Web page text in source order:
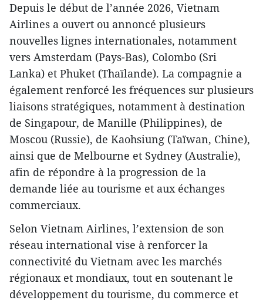
Depuis le début de l’année 2026, Vietnam
Airlines a ouvert ou annoncé plusieurs
nouvelles lignes internationales, notamment
vers Amsterdam (Pays-Bas), Colombo (Sri
Lanka) et Phuket (Thaïlande). La compagnie a
également renforcé les fréquences sur plusieurs
liaisons stratégiques, notamment à destination
de Singapour, de Manille (Philippines), de
Moscou (Russie), de Kaohsiung (Taïwan, Chine),
ainsi que de Melbourne et Sydney (Australie),
afin de répondre à la progression de la
demande liée au tourisme et aux échanges
commerciaux.
Selon Vietnam Airlines, l’extension de son
réseau international vise à renforcer la
connectivité du Vietnam avec les marchés
régionaux et mondiaux, tout en soutenant le
développement du tourisme, du commerce et